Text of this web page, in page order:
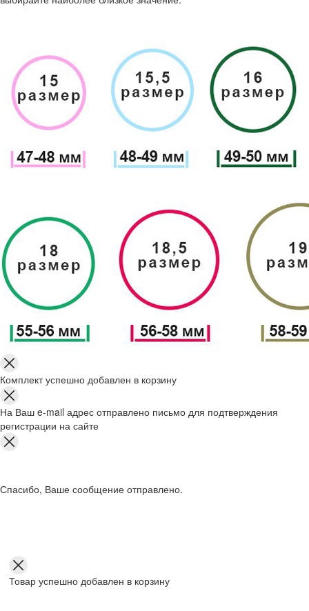
Комплект успешно добавлен в корзину
На Ваш e-mail адрес отправлено письмо для подтверждения
регистрации на сайте
Спасибо, Ваше сообщение отправлено.
Товар успешно добавлен в корзину